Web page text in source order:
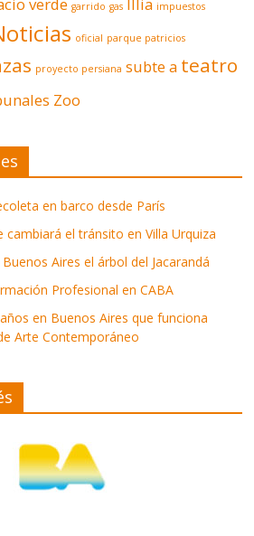
garrido gas impuestos
oficial parque patricios
proyecto persiana subte a teatro
Zoo
en barco desde París
cambiará el tránsito en Villa Urquiza
Aires el árbol del Jacarandá
Profesional en CABA
en Buenos Aires que funciona
Arte Contemporáneo